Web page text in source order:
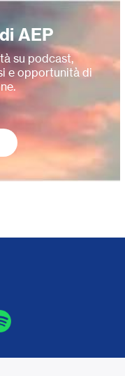
AEP
su podcast,
e opportunità di